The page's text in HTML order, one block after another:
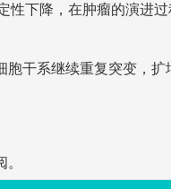
下降，在肿瘤的演进
干系继续重复突变，扩